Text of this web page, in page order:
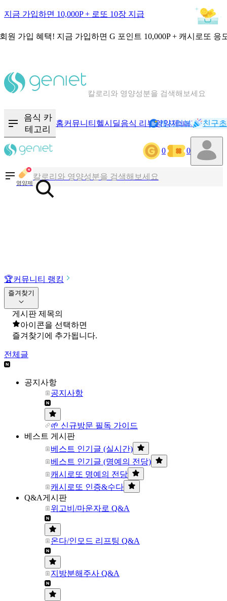
지금 가입하면 10,000P + 로또 10장 지급
원 가입 혜택! 지금 가입하면 G 포인트 10,000P + 캐시로또 응
혈당 · 다이어트 음식 검색해보세요
음식 카
테고리
홈커뮤니티 헬시딜음식 리뷰영양제NEW기록
캐시리뷰 친구
0 0
영양제
칼로리와 영양성분을 검색해보세요
혈당 · 다이어트 음식 검색해보세요
음식 · 영양제 리뷰를 찾아보세요
🏆커뮤니티 랭킹
즐겨찾기
게시판 제목의
아이콘을 선택하면
즐겨찾기에 추가됩니다.
전체글
공지사항
공지사항
🌱 신규방문 필독 가이드
베스트 게시판
베스트 인기글 (실시간)
베스트 인기글 (명예의 전당)
캐시로또 명예의 전당
캐시로또 인증&수다
Q&A게시판
위고비/마운자로 Q&A
온다/인모드 리프팅 Q&A
지방분해주사 Q&A